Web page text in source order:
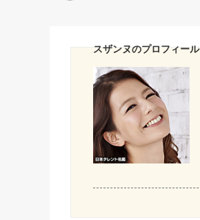
スザンヌのプロフィール